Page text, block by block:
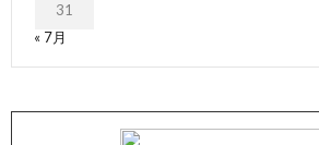
31
« 7月